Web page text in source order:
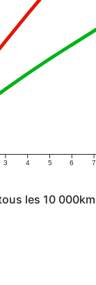
3 4 5 6 7
les 10 000km